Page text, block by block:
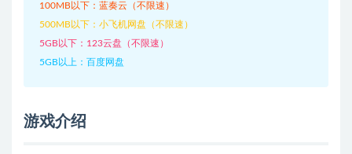
100MB以下：蓝奏云（不限速）
500MB以下：小飞机网盘（不限速）
5GB以下：123云盘（不限速）
5GB以上：百度网盘
游戏介绍